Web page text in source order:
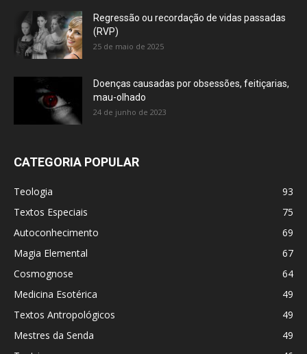
Regressão ou recordação de vidas passadas
(RVP)
25 de maio de 2025
Doenças causadas por obsessões, feitiçarias,
mau-olhado
24 de junho de 2023
CATEGORIA POPULAR
Teologia
93
Textos Especiais
75
Autoconhecimento
69
Magia Elemental
67
Cosmognose
64
Medicina Esotérica
49
Textos Antropológicos
49
Mestres da Senda
49